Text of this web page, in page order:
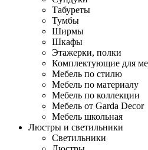
Табуреты
Тумбы
Ширмы
Шкафы
Этажерки, полки
Комплектующие для
Мебель по стилю
Мебель по материалу
Мебель по коллекции
Мебель от Garda Decor
Мебель школьная
Люстры и светильники
Светильники